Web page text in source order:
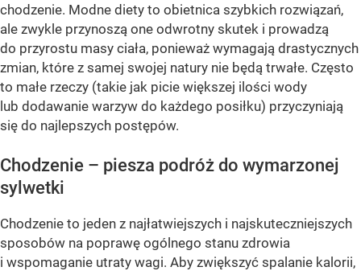
chodzenie. Modne diety to obietnica szybkich rozwiązań,
ale zwykle przynoszą one odwrotny skutek i prowadzą
do przyrostu masy ciała, ponieważ wymagają drastycznych
zmian, które z samej swojej natury nie będą trwałe. Często
to małe rzeczy (takie jak picie większej ilości wody
lub dodawanie warzyw do każdego posiłku) przyczyniają
się do najlepszych postępów.
Chodzenie – piesza podróż do wymarzonej
sylwetki
Chodzenie to jeden z najłatwiejszych i najskuteczniejszych
sposobów na poprawę ogólnego stanu zdrowia
i wspomaganie utraty wagi. Aby zwiększyć spalanie kalorii,